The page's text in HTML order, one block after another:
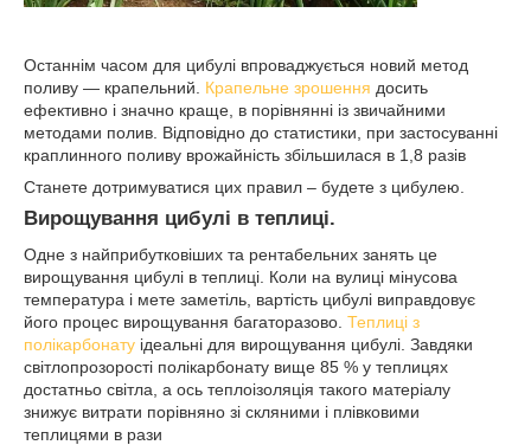
Останнім часом для цибулі впроваджується новий метод
поливу ― крапельний. Крапельне зрошення досить
ефективно і значно краще, в порівнянні із звичайними
методами полив. Відповідно до статистики, при застосуванні
краплинного поливу врожайність збільшилася в 1,8 разів
Станете дотримуватися цих правил – будете з цибулею.
Вирощування цибулі в теплиці.
Одне з найприбутковіших та рентабельних занять це
вирощування цибулі в теплиці. Коли на вулиці мінусова
температура і мете заметіль, вартість цибулі виправдовує
його процес вирощування багаторазово. Теплиці з
полікарбонату ідеальні для вирощування цибулі. Завдяки
світлопрозорості полікарбонату вище 85 % у теплицях
достатньо світла, а ось теплоізоляція такого матеріалу
знижує витрати порівняно зі скляними і плівковими
теплицями в рази